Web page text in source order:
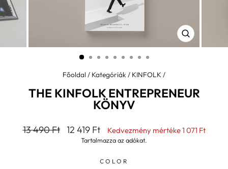
BEZÁR
(ESC)
Főoldal / Kategóriák / KINFOLK/
THE KINFOLK ENTREPRENEUR
KÖNYV
Általános
13 490 Ft
Kedvezményes
12 419 Ft Kedvezmény mértéke1 071 Ft
Tartalmazza az adókat.
COLOR